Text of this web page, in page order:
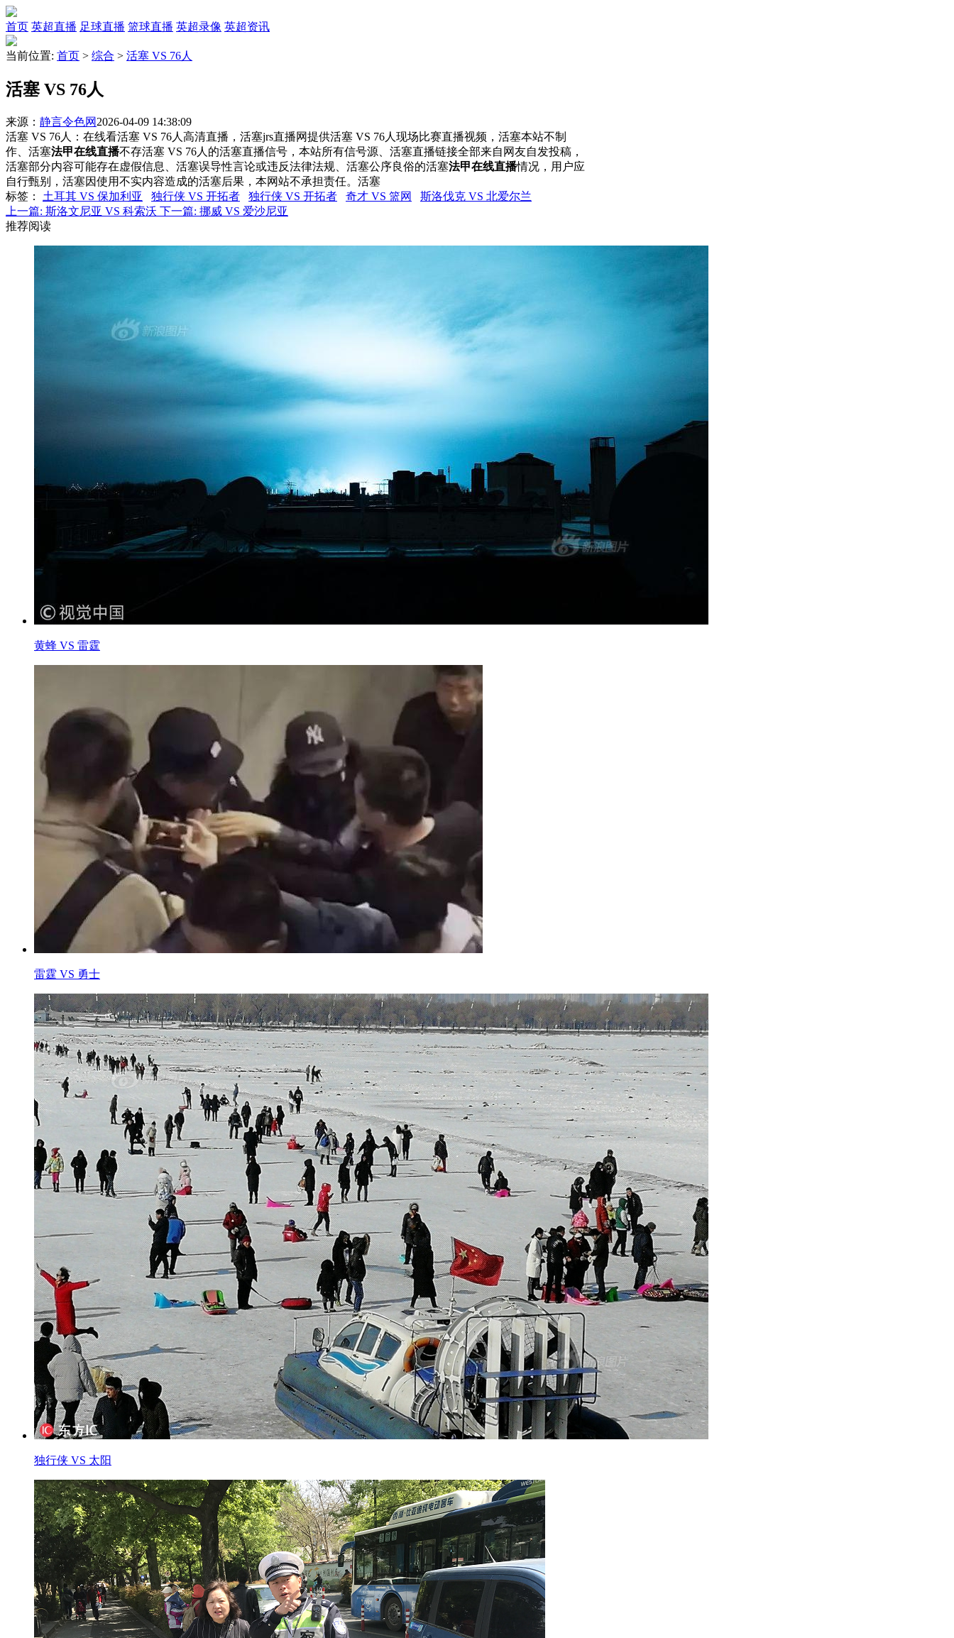
首页 英超直播 足球直播 篮球直播 英超录像 英超资讯
当前位置: 首页 > 综合 > 活塞 VS 76人
活塞 VS 76人
来源： 静言令色网 2026-04-09 14:38:09
活塞 VS 76人：在线看活塞 VS 76人高清直播，活塞jrs直播网提供活塞 VS 76人现场比赛直播视频，活塞本站不制
作、活塞法甲在线直播不存活塞 VS 76人的活塞直播信号，本站所有信号源、活塞直播链接全部来自网友自发投稿，
活塞部分内容可能存在虚假信息、活塞误导性言论或违反法律法规、活塞公序良俗的活塞法甲在线直播情况，用户应
自行甄别，活塞因使用不实内容造成的活塞后果，本网站不承担责任。活塞
标签 ： 土耳其 VS 保加利亚 独行侠 VS 开拓者 独行侠 VS 开拓者 奇才 VS 篮网
斯洛伐克 VS 北爱尔兰
上一篇: 斯洛文尼亚 VS 科索沃 下一篇: 挪威 VS 爱沙尼亚
推荐阅读
黄蜂 VS 雷霆
雷霆 VS 勇士
独行侠 VS 太阳